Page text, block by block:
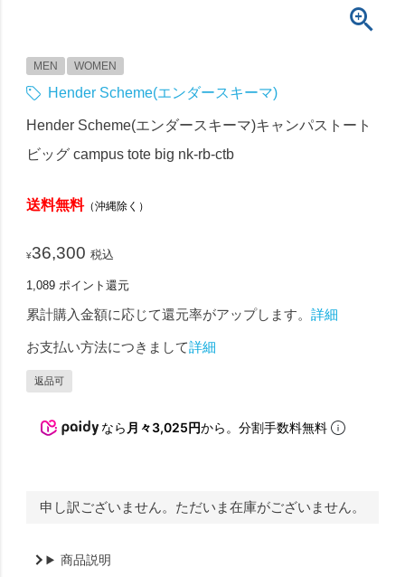
MEN WOMEN
Hender Scheme(エンダースキーマ)
Hender Scheme(エンダースキーマ)キャンパストート
ビッグ campus tote big nk-rb-ctb
送料無料（沖縄除く）
¥36,300 税込
1,089 ポイント還元
累計購入金額に応じて還元率がアップします。詳細
お支払い方法につきまして詳細
返品可
なら 月々3,025円から。分割手数料無料
申し訳ございません。ただいま在庫がございません。
商品説明